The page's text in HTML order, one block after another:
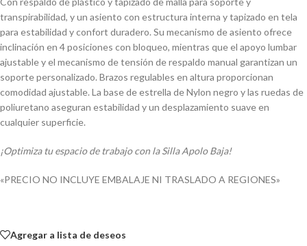
transpirabilidad, y un asiento con estructura interna y tapizado en tela
para estabilidad y confort duradero. Su mecanismo de asiento ofrece
inclinación en 4 posiciones con bloqueo, mientras que el apoyo lumbar
ajustable y el mecanismo de tensión de respaldo manual garantizan un
soporte personalizado. Brazos regulables en altura proporcionan
comodidad ajustable. La base de estrella de Nylon negro y las ruedas de
poliuretano aseguran estabilidad y un desplazamiento suave en
cualquier superficie.
¡Optimiza tu espacio de trabajo con la Silla Apolo Baja!
«PRECIO NO INCLUYE EMBALAJE NI TRASLADO A REGIONES»
Agregar a lista de deseos